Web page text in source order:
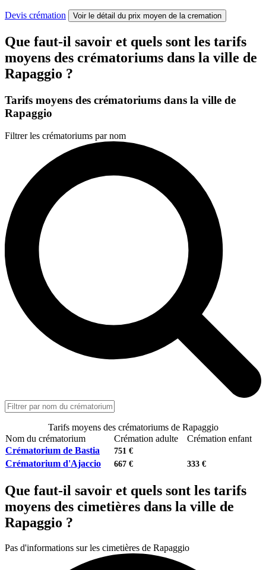
Devis crémation Voir le détail du prix moyen de la cremation
Que faut-il savoir et quels sont les tarifs
moyens des crématoriums dans la ville de
Rapaggio ?
Tarifs moyens des crématoriums dans la ville de
Rapaggio
Filtrer les crématoriums par nom
Tarifs moyens des crématoriums de Rapaggio
Nom du crématorium
Crémation adulte
Crémation enfant
Crématorium de Bastia
751 €
Crématorium d'Ajaccio 667 € 333 €
Que faut-il savoir et quels sont les tarifs
moyens des cimetières dans la ville de
Rapaggio ?
Pas d'informations sur les cimetières de Rapaggio